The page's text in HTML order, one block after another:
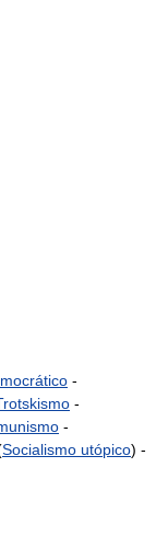
-
-
-
Socialismo utópico) -